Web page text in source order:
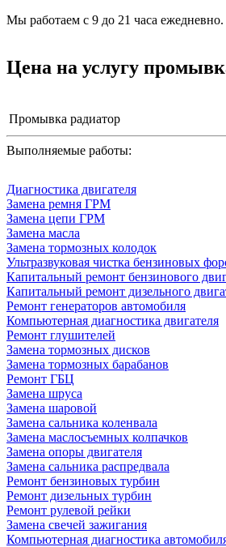
Мы работаем с 9 до 21 часа ежедневно.
Цена на услугу
Промывка радиатор
Выполняемые работы:
Диагностика двигателя
Замена ремня ГРМ
Замена цепи ГРМ
Замена масла
Замена тормозных колодок
Ультразвуковая чистка бензиновых
Капитальный ремонт бензинового
Капитальный ремонт дизельного
Ремонт генераторов автомобиля
Компьютерная диагностика двигателя
Ремонт глушителей
Замена тормозных дисков
Замена тормозных барабанов
Ремонт ГБЦ
Замена шруса
Замена шаровой
Замена сальника коленвала
Замена маслосъемных колпачков
Замена опоры двигателя
Замена сальника распредвала
Ремонт бензиновых турбин
Ремонт дизельных турбин
Ремонт рулевой рейки
Замена свечей зажигания
Компьютерная диагностика